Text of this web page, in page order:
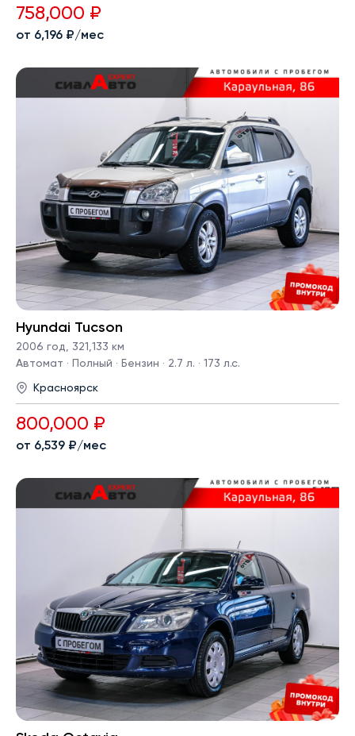
758,000 ₽
от 6,196 ₽/мес
Hyundai Tucson
2006 год, 321,133 км
Автомат · Полный · Бензин · 2.7 л. · 173 л.с.
Красноярск
800,000 ₽
от 6,539 ₽/мес